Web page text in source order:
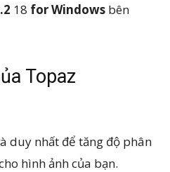
18 for Windows bên
Topaz
duy nhất để tăng độ phân
hình ảnh của bạn.